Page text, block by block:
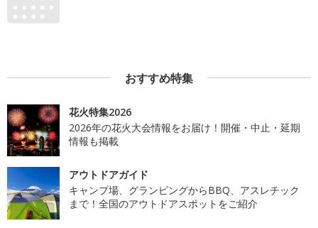
おすすめ特集
花火特集2026
2026年の花火大会情報をお届け！開催・中止・延期
情報も掲載
アウトドアガイド
キャンプ場、グランピングからBBQ、アスレチック
まで！全国のアウトドアスポットをご紹介